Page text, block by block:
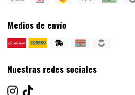
Medios de envío
Nuestras redes sociales